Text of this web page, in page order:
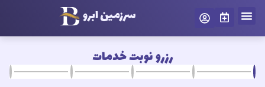
سرزمین ابرو
رزرو نوبت خدمات